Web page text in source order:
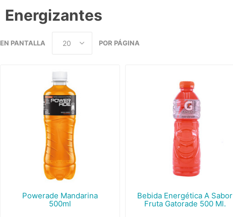
Energizantes
EN PANTALLA POR PÁGINA
Powerade Mandarina
500ml
Bebida Energética A Sabor
Fruta Gatorade 500 Ml.